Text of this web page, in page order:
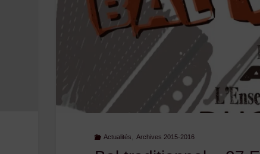
Actualités Archives 2015-2016